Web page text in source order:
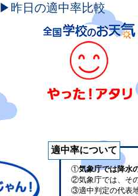
▶昨日の適中率比較
適中率について
①気象庁では降水
②気象庁では、そ
③適中判定の代表